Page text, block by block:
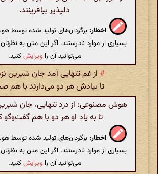
دلپذیر بیافرینند.
اخطار: برگردان‌های تولید شده توسط
بسیاری از موارد نادرستند. اگر این متن به
می‌توانید آن را ویرایشکنید.
# از غم تنهایی آمد جان شیرین
تا بیادش هر دو می‌دارند با هم
هوش مصنوعی: از درد تنهایی، جان
تا به یاد او هر دو با هم گفت‌وگو
اخطار: برگردان‌های تولید شده توسط
بسیاری از موارد نادرستند. اگر این متن به
می‌توانید آن را ویرایشکنید.